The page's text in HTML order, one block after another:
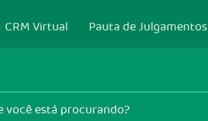
CRM Virtual Pauta de Julgamentos